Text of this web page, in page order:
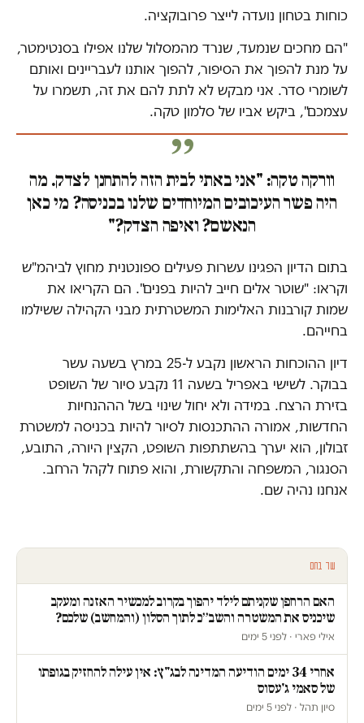
כוחות בטחון נועדה לייצר פרובוקציה.
"הם מחכים שנמעד, שנרד מהמסלול שלנו אפילו בסנטימטר,
על מנת להפוך את הסיפור, להפוך אותנו לעבריינים ואותם
לשומרי סדר. אני מבקש לא לתת להם את זה, תשמרו על
עצמכם", ביקש אביו של סלמון טקה.
וורקה טקה: "אני באתי לבית הזה להתחנן לצדק. מה
היה פשר העיכובים המיוחדים שלנו בכניסה? מי כאן
הנאשם? ואיפה הצדק?"
בתום הדיון הפגינו עשרות פעילים ספונטנית מחוץ לביהמ"ש
וקראו: "שוטר אלים חייב להיות בפנים". הם הקריאו את
שמות קורבנות האלימות המשטרתית מבני הקהילה ששילמו
בחייהם.
דיון ההוכחות הראשון נקבע ל-25 במרץ בשעה עשר
בבוקר. לשישי באפריל בשעה 11 נקבע סיור של השופט
בזירת הרצח. במידה ולא יחול שינוי בשל הההנחיות
החדשות, אמורה ההתכנסות לסיור להיות בכניסה למשטרת
זבולון, הוא יערך בהשתתפות השופט, הקצין היורה, התובע,
הסנגור, המשפחה והתקשורת, והוא פתוח לקהל הרחב.
אנחנו נהיה שם.
עוד בחם
האם הרחפן שקניתם לילד יהפוך בקרוב למכשיר האזנה ומעקב
שיכניס את המשטרה והשב״כ לתוך הסלון (והמחשב) שלכם?
אילי פארי · לפני 5 ימים
אחרי 34 ימים הודיעה המדינה לבג"ץ: אין עילה להחזיק בגופתו
של סאמי ג'עסוס
סיון תהל · לפני 5 ימים